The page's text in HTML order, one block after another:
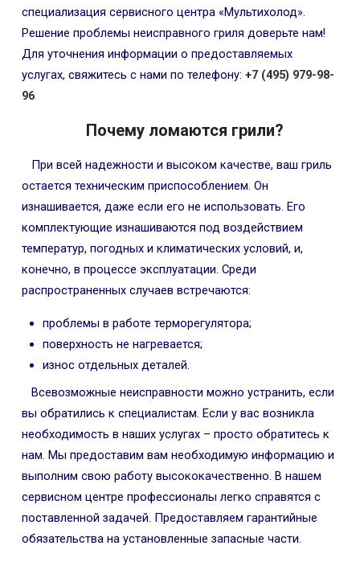
специализация сервисного центра «Мультихолод».
Решение проблемы неисправного гриля доверьте нам!
Для уточнения информации о предоставляемых
услугах, свяжитесь с нами по телефону: +7 (495) 979-98-
96
Почему ломаются грили?
При всей надежности и высоком качестве, ваш гриль
остается техническим приспособлением. Он
изнашивается, даже если его не использовать. Его
комплектующие изнашиваются под воздействием
температур, погодных и климатических условий, и,
конечно, в процессе эксплуатации. Среди
распространенных случаев встречаются:
проблемы в работе терморегулятора;
поверхность не нагревается;
износ отдельных деталей.
Всевозможные неисправности можно устранить, если
вы обратились к специалистам. Если у вас возникла
необходимость в наших услугах – просто обратитесь к
нам. Мы предоставим вам необходимую информацию и
выполним свою работу высококачественно. В нашем
сервисном центре профессионалы легко справятся с
поставленной задачей. Предоставляем гарантийные
обязательства на установленные запасные части.